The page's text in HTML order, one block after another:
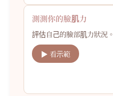
測測你的臉肌力
評估自己的臉部肌力狀況。
▶ 看示範